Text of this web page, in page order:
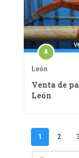
León
Venta de
León
Paginación
1 2